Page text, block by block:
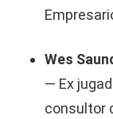
Wes
— Ex
consultor